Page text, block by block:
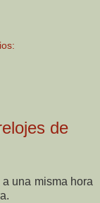
de
una misma hora